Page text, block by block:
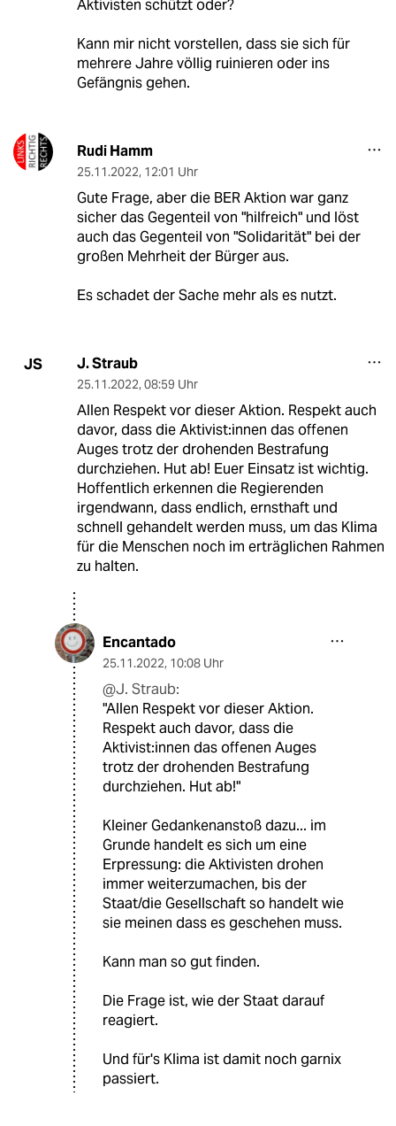
Aktivisten schützt oder?
Kann mir nicht vorstellen, dass sie sich für
mehrere Jahre völlig ruinieren oder ins
Gefängnis gehen.
Rudi Hamm
25.11.2022, 12:01 Uhr
Gute Frage, aber die BER Aktion war ganz
sicher das Gegenteil von "hilfreich" und löst
auch das Gegenteil von "Solidarität" bei der
großen Mehrheit der Bürger aus.
Es schadet der Sache mehr als es nutzt.
JS J. Straub
25.11.2022, 08:59 Uhr
Allen Respekt vor dieser Aktion. Respekt auch
davor, dass die Aktivist:innen das offenen
Auges trotz der drohenden Bestrafung
durchziehen. Hut ab! Euer Einsatz ist wichtig.
Hoffentlich erkennen die Regierenden
irgendwann, dass endlich, ernsthaft und
schnell gehandelt werden muss, um das Klima
für die Menschen noch im erträglichen Rahmen
zu halten.
Encantado
25.11.2022, 10:08 Uhr
@J. Straub:
"Allen Respekt vor dieser Aktion.
Respekt auch davor, dass die
Aktivist:innen das offenen Auges
trotz der drohenden Bestrafung
durchziehen. Hut ab!"
Kleiner Gedankenanstoß dazu... im
Grunde handelt es sich um eine
Erpressung: die Aktivisten drohen
immer weiterzumachen, bis der
Staat/die Gesellschaft so handelt wie
sie meinen dass es geschehen muss.
Kann man so gut finden.
Die Frage ist, wie der Staat darauf
reagiert.
Und für's Klima ist damit noch garnix
passiert.